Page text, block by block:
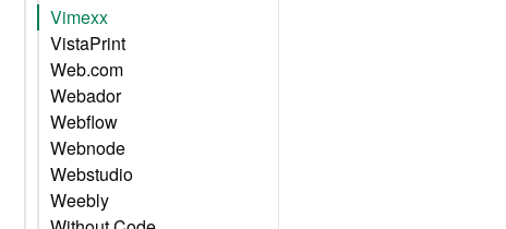
Vimexx
VistaPrint
Web.com
Webador
Webflow
Webnode
Webstudio
Weebly